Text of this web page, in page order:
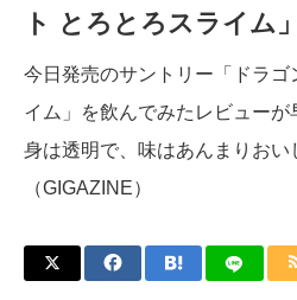
ト とろとろスライム
今日発売のサントリー「ドラゴ
イム」を飲んでみたレビュー
身は透明で、味はあんまりおい
（GIGAZINE）